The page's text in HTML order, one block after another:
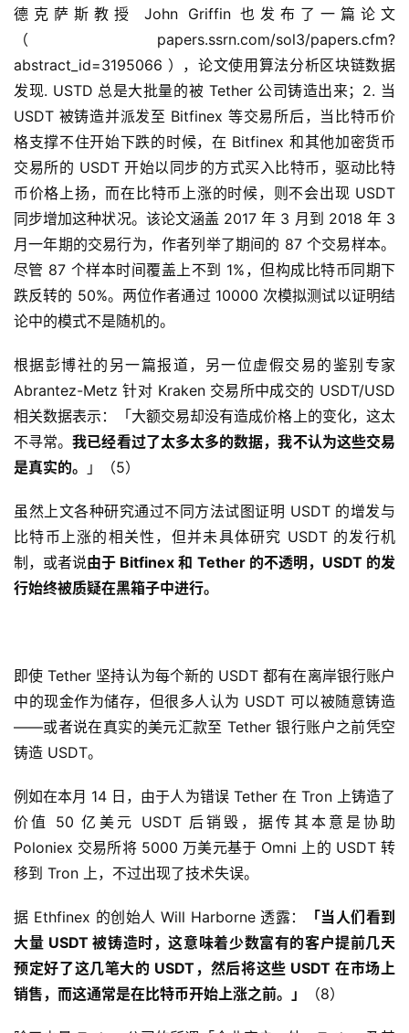
德克萨斯教授 John Griffin 也发布了一篇论文
（papers.ssrn.com/sol3/papers.cfm?
abstract_id=3195066 ），论文使用算法分析区块链数据
发现. USTD 总是大批量的被 Tether 公司铸造出来；2. 当
USDT 被铸造并派发至 Bitfinex 等交易所后，当比特币价
格支撑不住开始下跌的时候，在 Bitfinex 和其他加密货币
交易所的 USDT 开始以同步的方式买入比特币，驱动比特
币价格上扬，而在比特币上涨的时候，则不会出现 USDT
同步增加这种状况。该论文涵盖 2017 年 3 月到 2018 年 3
月一年期的交易行为，作者列举了期间的 87 个交易样本。
尽管 87 个样本时间覆盖上不到 1%，但构成比特币同期下
跌反转的 50%。两位作者通过 10000 次模拟测试以证明结
论中的模式不是随机的。
根据彭博社的另一篇报道，另一位虚假交易的鉴别专家
Abrantez-Metz 针对 Kraken 交易所中成交的 USDT/USD
相关数据表示：「大额交易却没有造成价格上的变化，这太
不寻常。我已经看过了太多太多的数据，我不认为这些交易
是真实的。
」（5）
虽然上文各种研究通过不同方法试图证明 USDT 的增发与
比特币上涨的相关性，但并未具体研究 USDT 的发行机
制，或者说由于 Bitfinex 和 Tether 的不透明，USDT 的发
行始终被质疑在黑箱子中进行。
即使 Tether 坚持认为每个新的 USDT 都有在离岸银行账户
中的现金作为储存，但很多人认为 USDT 可以被随意铸造
——或者说在真实的美元汇款至 Tether 银行账户之前凭空
铸造 USDT。
例如在本月 14 日，由于人为错误 Tether 在 Tron 上铸造了
价值 50 亿美元 USDT 后销毁，据传其本意是协助
Poloniex 交易所将 5000 万美元基于 Omni 上的 USDT 转
移到 Tron 上，不过出现了技术失误。
据 Ethfinex 的创始人 Will Harborne 透露：
「当人们看到
大量 USDT 被铸造时，这意味着少数富有的客户提前几天
预定好了这几笔大的 USDT，然后将这些 USDT 在市场上
销售，而这通常是在比特币开始上涨之前。
」 （8）